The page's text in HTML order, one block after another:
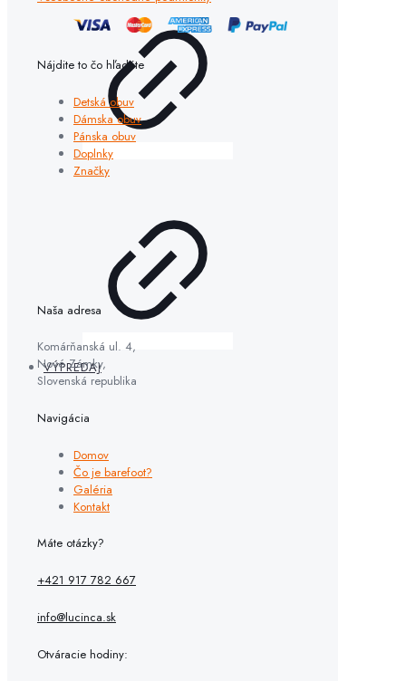
VÝPREDAJ
Nájdite to čo hľadáte
Detská obuv
Dámska obuv
Pánska obuv
Doplnky
Značky
Naša adresa
Komárňanská ul. 4,
Nové Zámky,
Slovenská republika
Navigácia
Domov
Čo je barefoot?
Galéria
Kontakt
Máte otázky?
+421 917 782 667
info@lucinca.sk
Otváracie hodiny: